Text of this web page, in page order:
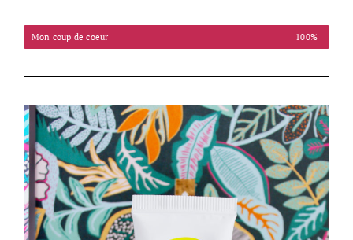
Mon coup de coeur 100%